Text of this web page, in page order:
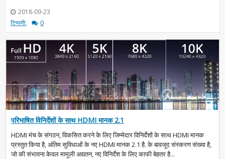
2018-09-23
टिप्पणी:
0
परिभाषित विनिर्देशों के साथ HDMI मानक 2.1
HDMI मंच के संगठन, विकसित करने के लिए जिम्मेदार विनिर्देशों के साथ HDMI मानक
प्रस्तुत किया है, अंतिम सुविधाओं के नए HDMI मानक 2.1 है. के बावजूद संस्करण संख्या है,
जो की संभावना केवल मामूली अद्यतन, नए विनिर्देश के लिए काफी बेहतर है...